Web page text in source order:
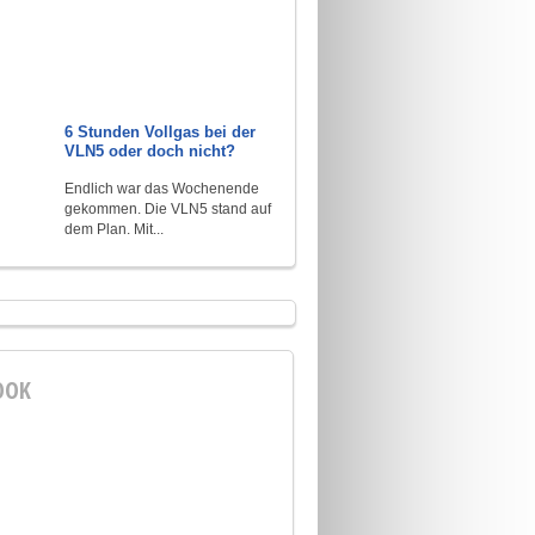
6 Stunden Vollgas bei der
VLN5 oder doch nicht?
Endlich war das Wochenende
gekommen. Die VLN5 stand auf
dem Plan. Mit...